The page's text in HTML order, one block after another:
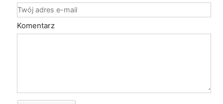
Komentarz